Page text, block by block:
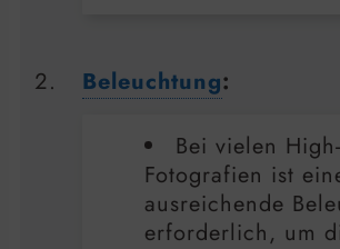
Beleuchtung:
Bei vielen
Fotografien ist
ausreichende
erforderlich, um